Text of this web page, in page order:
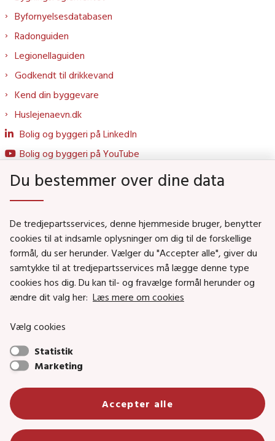
Byfornyelsesdatabasen
Radonguiden
Legionellaguiden
Godkendt til drikkevand
Kend din byggevare
Huslejenaevn.dk
Bolig og byggeri på LinkedIn
Bolig og byggeri på YouTube
Social- og Boligministeriet
Job i Social- og Boligstyrelsen
Puljer og tilskud
Nyhedsbreve
Social- og Boligstyrelsens nyheder som RSS feed
Social- og Boligstyrelsen • Tlf.: 72 42 37 00 •
sikkermail• EAN-nr.: 5798000354838 • CVR-nr.:
26144698
Primær adresse og reception: Lerchesgade 35, 5, 5000 Odense C •
Du bestemmer over dine data
De tredjepartsservices, denne hjemmeside bruger, benytter
cookies til at indsamle oplysninger om dig til de forskellige
formål, du ser herunder. Vælger du "Accepter alle", giver du
samtykke til at tredjepartsservices må lægge denne type
cookies hos dig. Du kan til- og fravælge formål herunder og
ændre dit valg her: Læs mere om cookies
Vælg cookies
Statistik
Marketing
Accepter alle